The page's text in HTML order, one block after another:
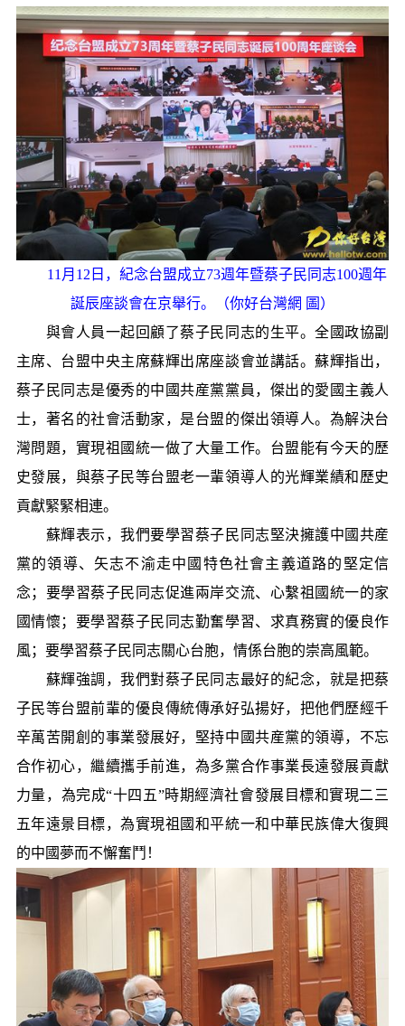
11月12日，紀念台盟成立73週年暨蔡子民同志100週年
誕辰座談會在京舉行。（你好台灣網 圖）
與會人員一起回顧了蔡子民同志的生平。全國政協副
主席、台盟中央主席蘇輝出席座談會並講話。蘇輝指出，
蔡子民同志是優秀的中國共産黨黨員，傑出的愛國主義人
士，著名的社會活動家，是台盟的傑出領導人。為解決台
灣問題，實現祖國統一做了大量工作。台盟能有今天的歷
史發展，與蔡子民等台盟老一輩領導人的光輝業績和歷史
貢獻緊緊相連。
蘇輝表示，我們要學習蔡子民同志堅決擁護中國共産
黨的領導、矢志不渝走中國特色社會主義道路的堅定信
念；要學習蔡子民同志促進兩岸交流、心繫祖國統一的家
國情懷；要學習蔡子民同志勤奮學習、求真務實的優良作
風；要學習蔡子民同志關心台胞，情係台胞的崇高風範。
蘇輝強調，我們對蔡子民同志最好的紀念，就是把蔡
子民等台盟前輩的優良傳統傳承好弘揚好，把他們歷經千
辛萬苦開創的事業發展好，堅持中國共産黨的領導，不忘
合作初心，繼續攜手前進，為多黨合作事業長遠發展貢獻
力量，為完成“十四五”時期經濟社會發展目標和實現二三
五年遠景目標，為實現祖國和平統一和中華民族偉大復興
的中國夢而不懈奮鬥！